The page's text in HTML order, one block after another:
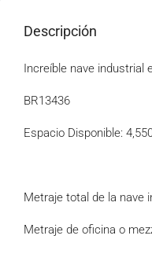
Descripción
Increíble nave industrial
BR13436
Espacio Disponible:
Metraje total de la nave
Metraje de oficina o